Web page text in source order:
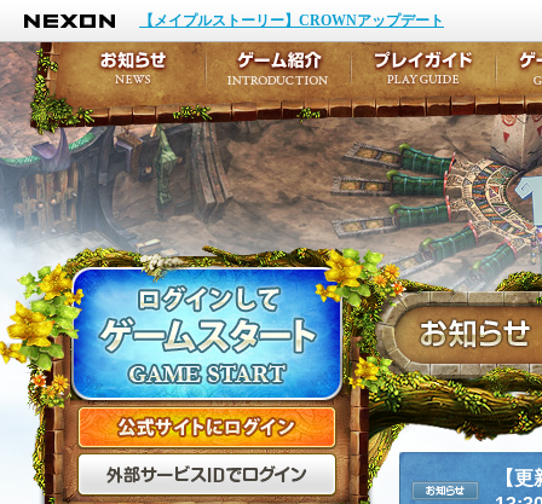
NEXON
【メイプルストーリー】CROWNアップデート
公式サイトにログイン
外部サービスIDでログ
【
お知らせ
イベント
アップデート
メンテナンス
ゲーム紹介
キャラクター作成
テイルズ初級者講座
ここだけは知ってお